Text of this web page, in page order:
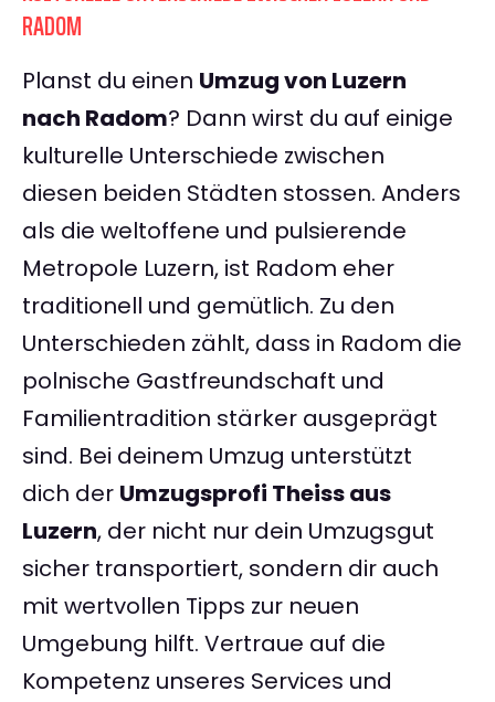
RADOM
Planst du einen Umzug von Luzern
nach Radom? Dann wirst du auf einige
kulturelle Unterschiede zwischen
diesen beiden Städten stossen. Anders
als die weltoffene und pulsierende
Metropole Luzern, ist Radom eher
traditionell und gemütlich. Zu den
Unterschieden zählt, dass in Radom die
polnische Gastfreundschaft und
Familientradition stärker ausgeprägt
sind. Bei deinem Umzug unterstützt
dich der Umzugsprofi Theiss aus
Luzern, der nicht nur dein Umzugsgut
sicher transportiert, sondern dir auch
mit wertvollen Tipps zur neuen
Umgebung hilft. Vertraue auf die
Kompetenz unseres Services und